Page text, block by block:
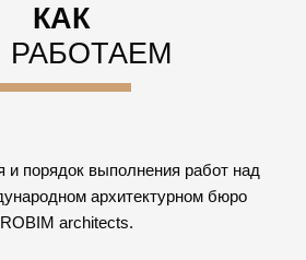
КАК
и порядок выполнения работ над
архитектурном бюро
architects.